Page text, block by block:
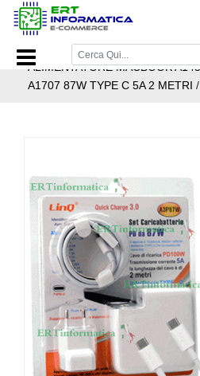
Home Page/Notebook e
ALIMENTATORE MACBOOK
A1707 87W TYPE C 5A 2 METRI /